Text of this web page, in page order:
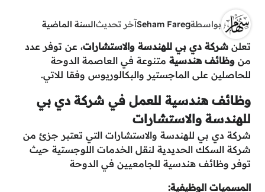
بواسطةSeham Faregآخر تحديثالسنة الماضية
تعلن شركة دي بي للهندسة والاستشارات، عن توفر عدد
من وظائف هندسية متنوعة في العاصمة الدوحة
للحاصلين على الماجستير والبكالوريوس وفقا للاتي.
وظائف هندسية للعمل في شركة دي بي
للهندسة والاستشارات
شركة دي بي للهندسة والاستشارات التي تعتبر جزئ من
شركة السكك الحديدية لنقل الخدمات اللوجستية حيث
توفر وظائف هندسية للجامعيين في الدوحة
المسميات الوظيفية: